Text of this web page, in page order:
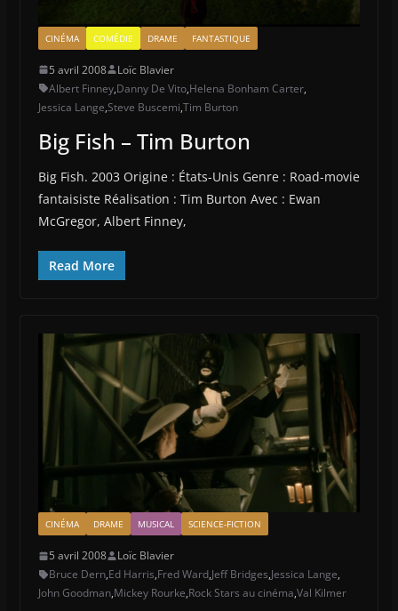
CINÉMA COMÉDIE DRAME FANTASTIQUE
5 avril 2008
Loïc Blavier
Albert Finney,Danny De Vito,Helena Bonham Carter,
Jessica Lange,Steve Buscemi,Tim Burton
Big Fish – Tim Burton
Big Fish. 2003 Origine : États-Unis Genre : Road-movie
fantaisiste Réalisation : Tim Burton Avec : Ewan
McGregor, Albert Finney,
Read More
CINÉMA DRAME MUSICAL SCIENCE-FICTION
5 avril 2008
Loïc Blavier
Bruce Dern,Ed Harris,Fred Ward,Jeff Bridges,Jessica Lange,
John Goodman,Mickey Rourke,Rock Stars au cinéma,Val Kilmer